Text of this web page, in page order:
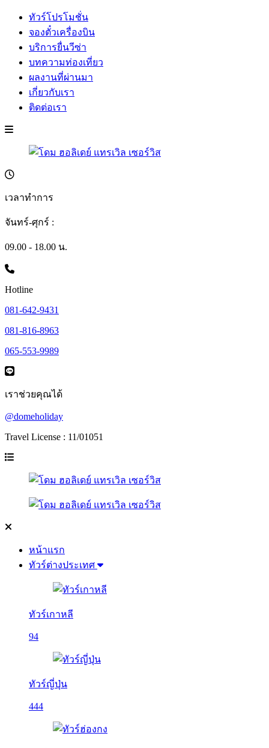
ทัวร์โปรโมชั่น
จองตั๋วเครื่องบิน
บริการยื่นวีซ่า
บทความท่องเที่ยว
ผลงานที่ผ่านมา
เกี่ยวกับเรา
ติดต่อเรา
เวลาทำการ
จันทร์-ศุกร์ :
09.00 - 18.00 น.
Hotline
081-642-9431
081-816-8963
065-553-9989
เราช่วยคุณได้
@domeholiday
Travel License : 11/01051
หน้าแรก
ทัวร์ต่างประเทศ
ทัวร์เกาหลี
94
ทัวร์ญี่ปุ่น
444